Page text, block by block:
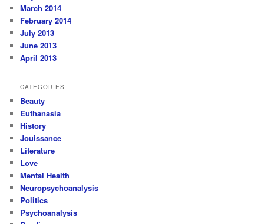
March 2014
February 2014
July 2013
June 2013
April 2013
CATEGORIES
Beauty
Euthanasia
History
Jouissance
Literature
Love
Mental Health
Neuropsychoanalysis
Politics
Psychoanalysis